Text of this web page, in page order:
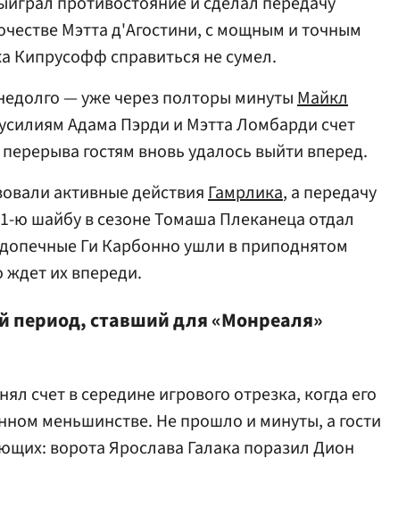
Мэтта д'Агостини, с мощным и точным
Кипрусофф справиться не сумел.
— уже через полторы минутыМайкл
Адама Пэрди и Мэтта Ломбарди счет
гостям вновь удалось выйти вперед.
активные действияГамрлика, а передачу
ю шайбу в сезоне Томаша Плеканеца отдал
Ги Карбонно ушли в приподнятом
ждет их впереди.
период, ставший для «Монреаля»
счет в середине игрового отрезка, когда его
меньшинстве. Не прошло и минуты, а гости
ворота Ярослава Галака поразил Дион